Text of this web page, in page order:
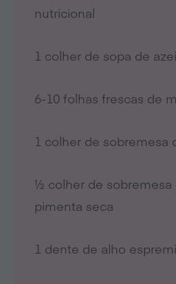
nutricional
1 colher de sopa de
6-10 folhas frescas de
1 colher de sobremesa
½ colher de sobremesa
pimenta seca
1 dente de alho